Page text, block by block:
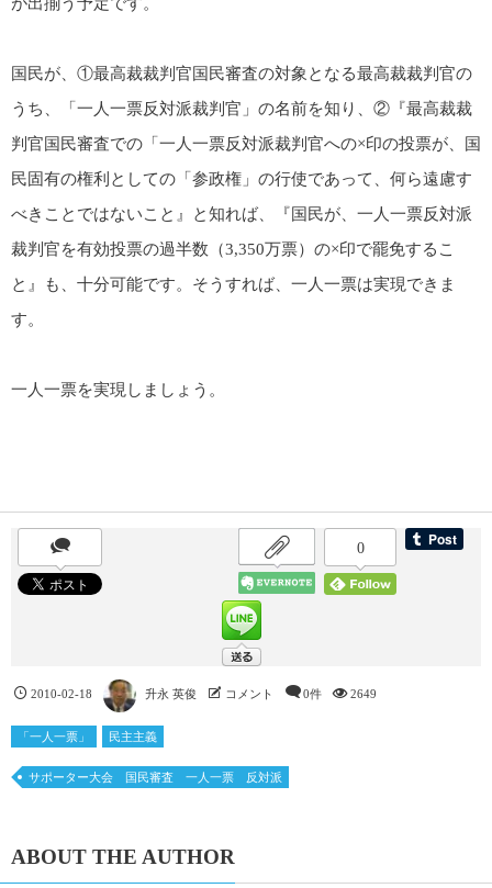
国民が、①最高裁裁判官国民審査の対象となる最高裁裁判官の
うち、「一人一票反対派裁判官」の名前を知り、②『最高裁裁
判官国民審査での「一人一票反対派裁判官への×印の投票が、国
民固有の権利としての「参政権」の行使であって、何ら遠慮す
べきことではないこと』と知れば、『国民が、一人一票反対派
裁判官を有効投票の過半数（3,350万票）の×印で罷免するこ
と』も、十分可能です。そうすれば、一人一票は実現できま
す。
一人一票を実現しましょう。
0
2010-02-18 升永 英俊 コメント 0件 2649
「一人一票」 民主主義
サポーター大会 国民審査 一人一票 反対派
ABOUT THE AUTHOR